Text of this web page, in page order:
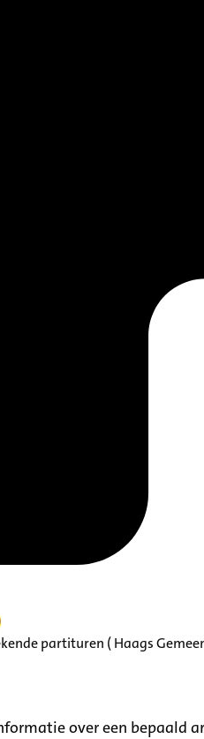
partituren ( Haags
over een bepaald